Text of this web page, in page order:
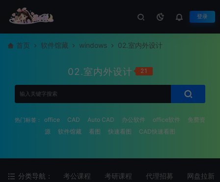
登录
首页 软件馆藏 windows 02.室内外设计
02.室内外设计 21
热门标签： office CAD Auto CAD 办公软件 office软件
免费资
源
软件馆藏 看图 快速看图 CAD快速看图
分类导航： 考公课程 考研课程 代理招募 网盘拉新